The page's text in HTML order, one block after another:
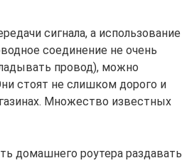
сигнала, а использование
соединение не очень
провод), можно
стоят не слишком дорого и
Множество известных
домашнего роутера раздавать